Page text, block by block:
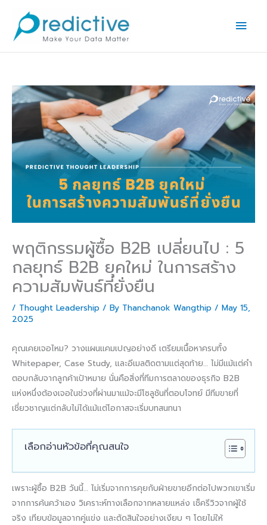
content
พฤติกรรมผู้ซื้อ B2B เปลี่ยนไป : 5
กลยุทธ์ B2B ยุคใหม่ ในการสร้าง
ความสัมพันธ์ที่ยั่งยืน
/ Thought Leadership / By Thanchanok Wangthip / May 15,
2025
คุณเคยเจอไหม? วางแผนแคมเปญอย่างดี เตรียมเนื้อหาครบทั้ง
Whitepaper, Case Study, และอีเมลติดตามแต่สุดท้าย… ไม่มีแม้แต่คำ
ตอบกลับจากลูกค้าเป้าหมาย นั่นคือสิ่งที่ทีมการตลาดของธุรกิจ B2B
แห่งหนึ่งต้องเจอในช่วงที่ผ่านมาแม้จะมีโซลูชันที่ตอบโจทย์ มีทีมขายที่
เชี่ยวชาญแต่กลับไม่ได้แม้แต่โอกาสจะเริ่มบทสนทนา
เลือกอ่านหัวข้อที่คุณสนใจ
เพราะผู้ซื้อ B2B วันนี้… ไม่เริ่มจากการคุยกับฝ่ายขายอีกต่อไปพวกเขาเริ่ม
จากการค้นคว้าเอง วิเคราะห์ทางเลือกจากหลายแหล่ง เช็ครีวิวจากผู้ใช้
จริง เทียบข้อมูลจากคู่แข่ง และตัดสินใจอย่างเงียบ ๆ โดยไม่ให้